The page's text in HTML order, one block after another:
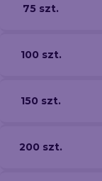
75 szt.
100 szt.
150 szt.
200 szt.